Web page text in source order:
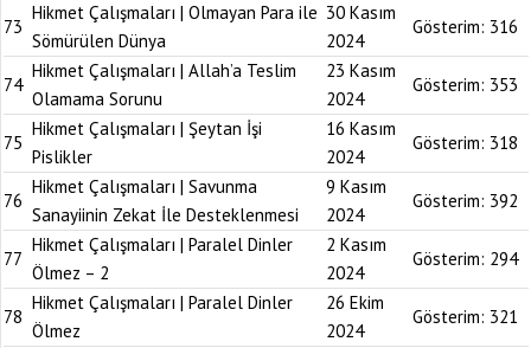
73
Hikmet Çalışmaları | Olmayan Para ile
Sömürülen Dünya
30 Kasım
2024
Gösterim: 316
74
Hikmet Çalışmaları | Allah’a Teslim
Olamama Sorunu
23 Kasım
2024
Gösterim: 353
75
Hikmet Çalışmaları | Şeytan İşi
Pislikler
16 Kasım
2024
Gösterim: 318
76
Hikmet Çalışmaları | Savunma
Sanayiinin Zekat İle Desteklenmesi
9 Kasım
2024
Gösterim: 392
77
Hikmet Çalışmaları | Paralel Dinler
Ölmez – 2
2 Kasım
2024
Gösterim: 294
78
Hikmet Çalışmaları | Paralel Dinler
Ölmez
26 Ekim
2024
Gösterim: 321